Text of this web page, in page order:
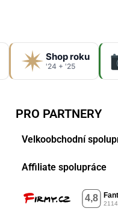
Shop roku
'24 + '25
PRO PARTNERY
Velkoobchodní
Affiliate spolupráce